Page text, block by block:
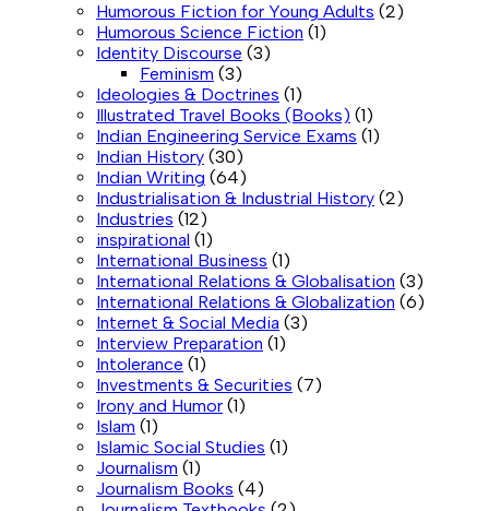
Humorous Fiction for Young Adults (2)
Humorous Science Fiction (1)
Identity Discourse (3)
Feminism (3)
Ideologies & Doctrines (1)
Illustrated Travel Books (Books) (1)
Indian Engineering Service Exams (1)
Indian History (30)
Indian Writing (64)
Industrialisation & Industrial History (2)
Industries (12)
inspirational (1)
International Business (1)
International Relations & Globalisation (3)
International Relations & Globalization (6)
Internet & Social Media (3)
Interview Preparation (1)
Intolerance (1)
Investments & Securities (7)
Irony and Humor (1)
Islam (1)
Islamic Social Studies (1)
Journalism (1)
Journalism Books (4)